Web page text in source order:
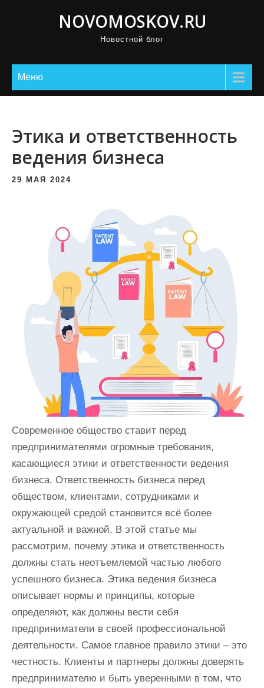
NOVOMOSKOV.RU
Новостной блог
Меню
Этика и ответственность
ведения бизнеса
29 МАЯ 2024
Современное общество ставит перед
предпринимателями огромные требования,
касающиеся этики и ответственности ведения
бизнеса. Ответственность бизнеса перед
обществом, клиентами, сотрудниками и
окружающей средой становится всё более
актуальной и важной. В этой статье мы
рассмотрим, почему этика и ответственность
должны стать неотъемлемой частью любого
успешного бизнеса. Этика ведения бизнеса
описывает нормы и принципы, которые
определяют, как должны вести себя
предприниматели в своей профессиональной
деятельности. Самое главное правило этики – это
честность. Клиенты и партнеры должны доверять
предпринимателю и быть уверенными в том, что